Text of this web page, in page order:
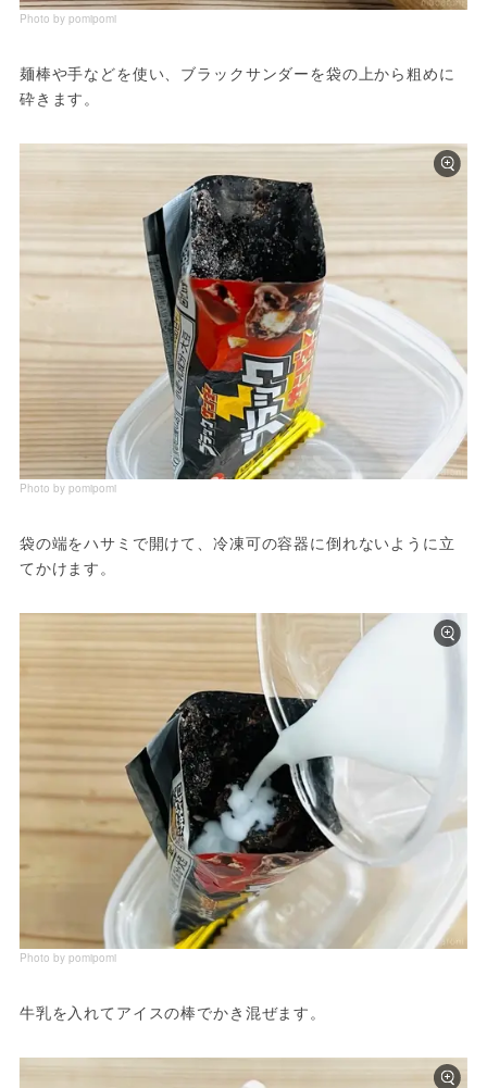
Photo by pomipomi
麺棒や手などを使い、ブラックサンダーを袋の上から粗めに
砕きます。
Photo by pomipomi
袋の端をハサミで開けて、冷凍可の容器に倒れないように立
てかけます。
Photo by pomipomi
牛乳を入れてアイスの棒でかき混ぜます。